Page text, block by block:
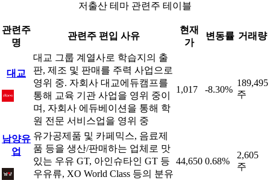
저출산 테마 관련주 테이블
관련주
명
관련주 편입 사유
현재
가
변동률 거래량
대교
대교 그룹 계열사로 학습지의 출
판, 제조 및 판매를 주력 사업으로
영위 중. 자회사 대교에듀캠프를
통해 교육 기관 사업을 영위 중이
며, 자회사 에듀베이션을 통해 학
원 전문 서비스업을 영위 중
1,017 -8.30%
189,495
주
남양유
업
유가공제품 및 카페믹스, 음료제
품 등을 생산/판매하는 업체로 맛
있는 우유 GT, 아인슈타인 GT 등
우유류, XO World Class 등의 분유
44,650 0.68%
2,605
주